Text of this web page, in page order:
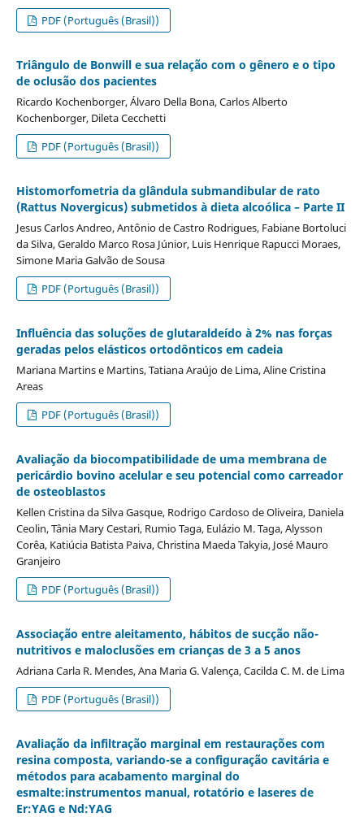
PDF (Português (Brasil))
Triângulo de Bonwill e sua relação com o gênero e o tipo
de oclusão dos pacientes
Ricardo Kochenborger, Álvaro Della Bona, Carlos Alberto
Kochenborger, Dileta Cecchetti
PDF (Português (Brasil))
Histomorfometria da glândula submandibular de rato
(Rattus Novergicus) submetidos à dieta alcoólica – Parte II
Jesus Carlos Andreo, Antônio de Castro Rodrigues, Fabiane Bortoluci
da Silva, Geraldo Marco Rosa Júnior, Luis Henrique Rapucci Moraes,
Simone Maria Galvão de Sousa
PDF (Português (Brasil))
Influência das soluções de glutaraldeído à 2% nas forças
geradas pelos elásticos ortodônticos em cadeia
Mariana Martins e Martins, Tatiana Araújo de Lima, Aline Cristina
Areas
PDF (Português (Brasil))
Avaliação da biocompatibilidade de uma membrana de
pericárdio bovino acelular e seu potencial como carreador
de osteoblastos
Kellen Cristina da Silva Gasque, Rodrigo Cardoso de Oliveira, Daniela
Ceolin, Tânia Mary Cestari, Rumio Taga, Eulázio M. Taga, Alysson
Corêa, Katiúcia Batista Paiva, Christina Maeda Takyia, José Mauro
Granjeiro
PDF (Português (Brasil))
Associação entre aleitamento, hábitos de sucção não-
nutritivos e maloclusões em crianças de 3 a 5 anos
Adriana Carla R. Mendes, Ana Maria G. Valença, Cacilda C. M. de Lima
PDF (Português (Brasil))
Avaliação da infiltração marginal em restaurações com
resina composta, variando-se a configuração cavitária e
métodos para acabamento marginal do
esmalte:instrumentos manual, rotatório e laseres de
Er:YAG e Nd:YAG